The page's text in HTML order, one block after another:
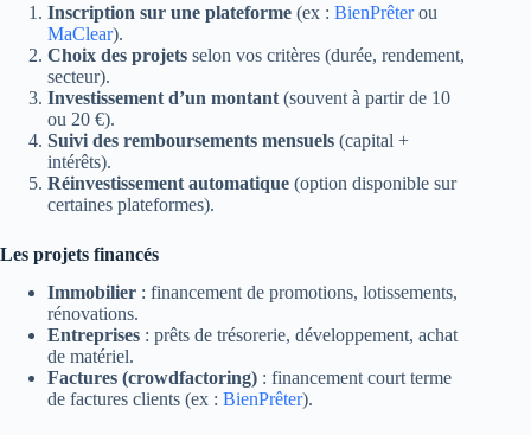
Inscription sur une plateforme (ex : BienPrêterou
MaClear).
Choix des projets selon vos critères (durée, rendement,
secteur).
Investissement d’un montant (souvent à partir de 10
ou 20 €).
Suivi des remboursements mensuels (capital +
intérêts).
Réinvestissement automatique (option disponible sur
certaines plateformes).
Les projets financés
Immobilier : financement de promotions, lotissements,
rénovations.
Entreprises : prêts de trésorerie, développement, achat
de matériel.
Factures (crowdfactoring) : financement court terme
de factures clients (ex : BienPrêter).